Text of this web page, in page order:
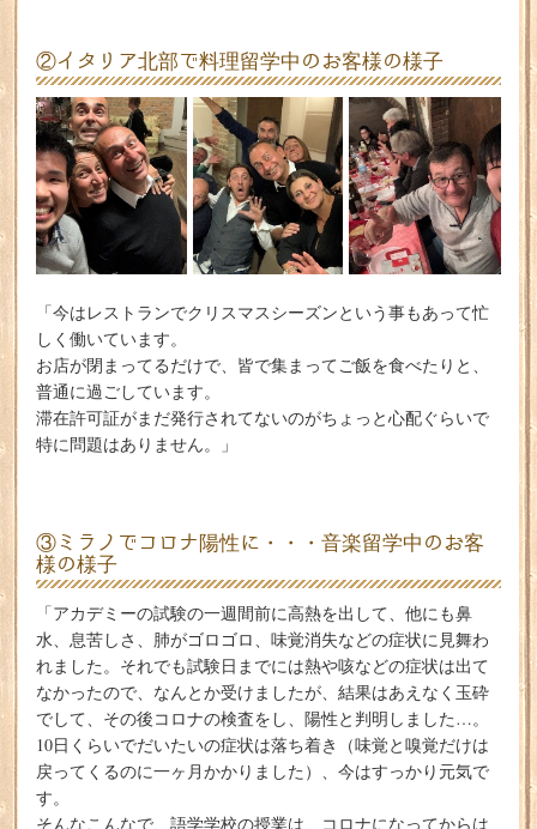
②イタリア北部で料理留学中のお客様の様子
「今はレストランでクリスマスシーズンという事もあって忙
しく働いています。
お店が閉まってるだけで、皆で集まってご飯を食べたりと、
普通に過ごしています。
滞在許可証がまだ発行されてないのがちょっと心配ぐらいで
特に問題はありません。」
③ミラノでコロナ陽性に・・・音楽留学中のお客
様の様子
「アカデミーの試験の一週間前に高熱を出して、他にも鼻
水、息苦しさ、肺がゴロゴロ、味覚消失などの症状に見舞わ
れました。それでも試験日までには熱や咳などの症状は出て
なかったので、なんとか受けましたが、結果はあえなく玉砕
でして、その後コロナの検査をし、陽性と判明しました…。
10日くらいでだいたいの症状は落ち着き（味覚と嗅覚だけは
戻ってくるのに一ヶ月かかりました）、今はすっかり元気で
す。
そんなこんなで、語学学校の授業は、コロナになってからは